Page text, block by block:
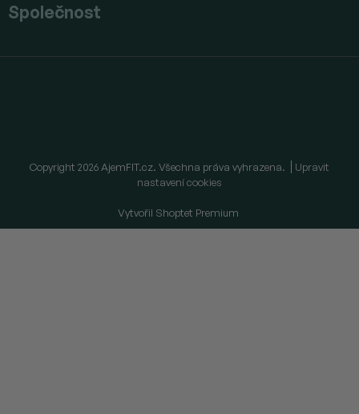
Společnost
Vytvořil Shoptet Premium
Copyright 2026 AjemFIT.cz. Všechna práva vyhrazena.
Upravit
nastavení cookies